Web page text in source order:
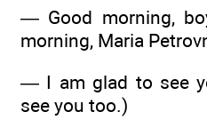
— Good morning,
morning, Maria
— I am glad to see
see you too.)